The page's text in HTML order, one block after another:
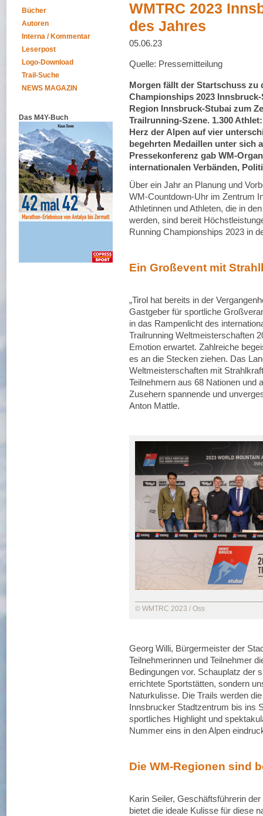
Bücher
Autoren
Interna / Kommentar
Leserpost
Logo-Download
Trail-Suche
NEWS MAGAZIN
Das M4Y-Buch
WMTRC 2023
des Jahres
05.06.23
Quelle: Pressemitteilung
Morgen fällt der Startschuss zu
Championships 2023
Region Innsbruck-Stubai zum
Trailrunning-Szene. 1.300
Herz der Alpen auf vier
begehrten Medaillen unter sich
Pressekonferenz gab WM-
internationalen Verbänden,
Über ein Jahr an Planung und
WM-Countdown-Uhr im Zentrum
Athletinnen und Athleten, die in
werden, sind bereit
Running Championships 2023 in
Ein Großevent mit
„Tirol hat bereits in der
Gastgeber für sportliche
in das Rampenlicht des
Trailrunning Weltmeisterschaften
Emotion erwartet. Zahlreiche
es an die Stecken ziehen. Das
Weltmeisterschaften mit
Teilnehmern aus 68 Nationen und
Zusehern spannende und
Anton Mattle.
© WMTRC 2023 / Oss
Georg Willi, Bürgermeister der
Teilnehmerinnen und Teilnehmer
Bedingungen vor. Schauplatz der
errichtete Sportstätten, sondern
Naturkulisse. Die Trails werden
Innsbrucker Stadtzentrum bis ins
sportliches Highlight und
Nummer eins in den Alpen
Die WM-Regionen sind
Karin Seiler, Geschäftsführerin
bietet die ideale Kulisse für diese